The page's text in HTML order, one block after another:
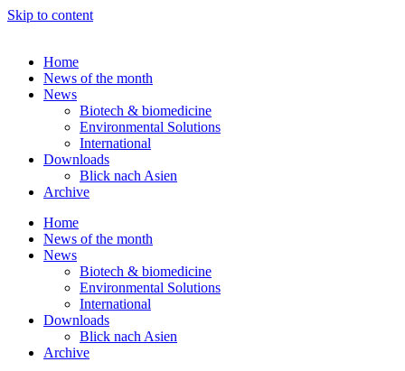
Skip to content
Home
News of the month
News
Biotech & biomedicine
Environmental Solutions
International
Downloads
Blick nach Asien
Archive
Home
News of the month
News
Biotech & biomedicine
Environmental Solutions
International
Downloads
Blick nach Asien
Archive